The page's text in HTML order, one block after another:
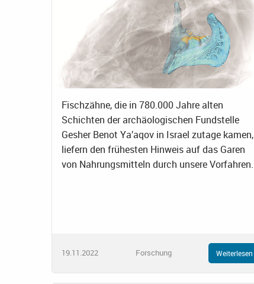
Fischzähne, die in 780.000 Jahre alten
Schichten der archäologischen Fundstelle
Gesher Benot Ya’aqov in Israel zutage kamen,
liefern den frühesten Hinweis auf das Garen
von Nahrungsmitteln durch unsere Vorfahren.
19.11.2022 Forschung Weiterlesen